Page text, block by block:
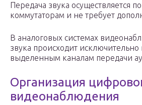
Передача звука осуществляется
коммутаторам и не требует
В аналоговых системах
звука происходит
выделенным каналам передачи
Организация
видеонаблюдения